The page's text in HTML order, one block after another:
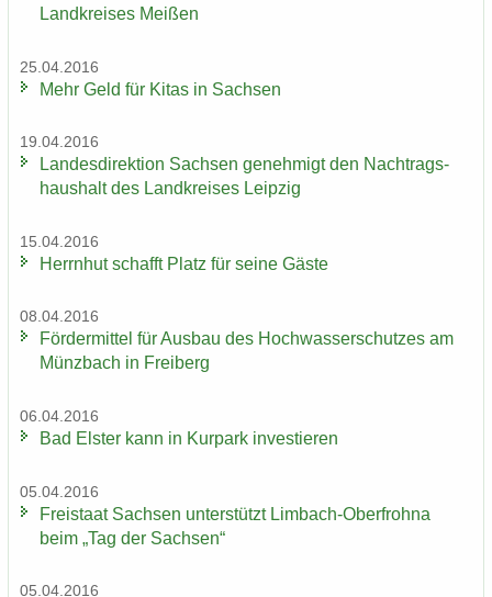
Land­krei­ses Mei­ßen
25.04.2016
Mehr Geld für Kitas in Sach­sen
19.04.2016
Lan­des­di­rek­ti­on Sach­sen ge­neh­migt den Nach­trags­
haus­halt des Land­krei­ses Leip­zig
15.04.2016
Herrn­hut schafft Platz für seine Gäste
08.04.2016
För­der­mit­tel für Aus­bau des Hoch­was­ser­schut­zes am
Münz­bach in Frei­berg
06.04.2016
Bad Els­ter kann in Kur­park in­ves­tie­ren
05.04.2016
Frei­staat Sach­sen un­ter­stützt Limbach-​Oberfrohna
beim „Tag der Sach­sen“
05.04.2016